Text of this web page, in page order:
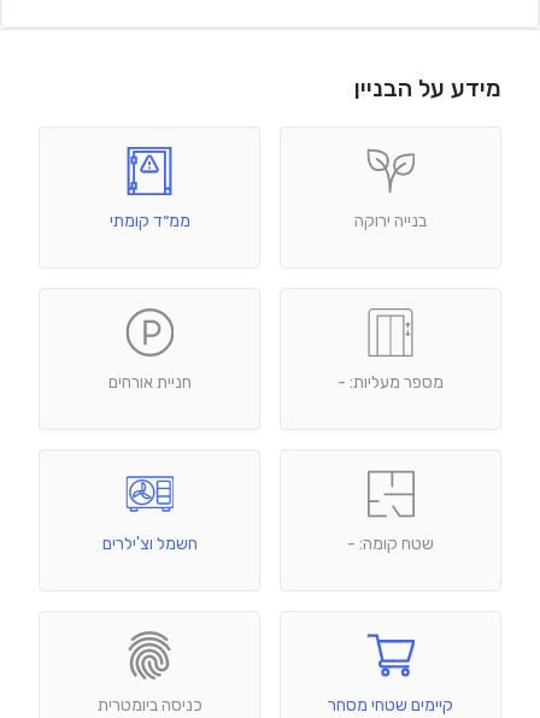
מידע על הבניין
בנייה ירוקה ממ״ד קומתי
מספר מעליות: - חניית אורחים
שטח קומה: - חשמל וצ'ילרים
קיימים שטחי מסחר כניסה ביומטרית